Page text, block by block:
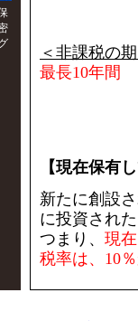
＜非課税の
最長10年間
【現在保有
新たに創設
に投資され
つまり、 現
税率は、10